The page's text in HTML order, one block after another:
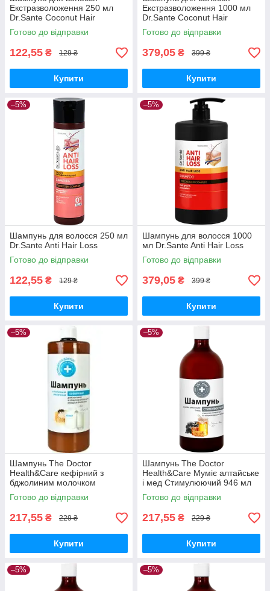
Екстразволоження 250 мл
Dr.Sante Coconut Hair
Готово до відправки
122,55 ₴ 129 ₴
Купити
Екстразволоження 1000 мл
Dr.Sante Coconut Hair
Готово до відправки
379,05 ₴ 399 ₴
Купити
–5%
Шампунь для волосся 250 мл
Dr.Sante Anti Hair Loss
Готово до відправки
122,55 ₴ 129 ₴
Купити
–5%
Шампунь для волосся 1000
мл Dr.Sante Anti Hair Loss
Готово до відправки
379,05 ₴ 399 ₴
Купити
–5%
Шампунь The Doctor
Health&Care кефірний з
бджолиним молочком
живлення 946 мл
Готово до відправки
217,55 ₴ 229 ₴
Купити
–5%
Шампунь The Doctor
Health&Care Муміє алтайське
і мед Стимулюючий 946 мл
Готово до відправки
217,55 ₴ 229 ₴
Купити
–5% –5%